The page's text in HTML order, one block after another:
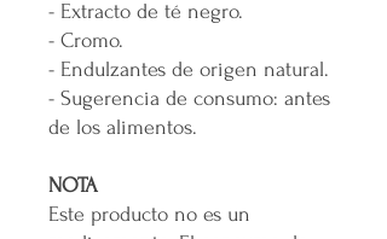
- Extracto de té negro.
- Cromo.
- Endulzantes de origen natural.
- Sugerencia de consumo: antes
de los alimentos.
NOTA
Este producto no es un